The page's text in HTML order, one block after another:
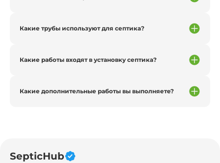
Какие трубы используют для септика?
Какие работы входят в установку септика?
Какие дополнительные работы вы выполняете?
SepticHub